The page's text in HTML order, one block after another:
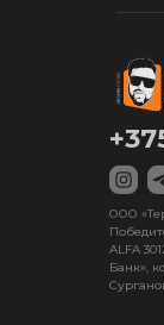
ООО
ALFA
Банк»,